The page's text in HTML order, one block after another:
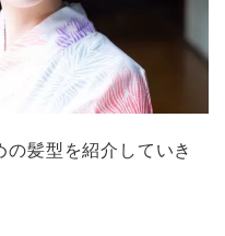
髪型を紹介していき